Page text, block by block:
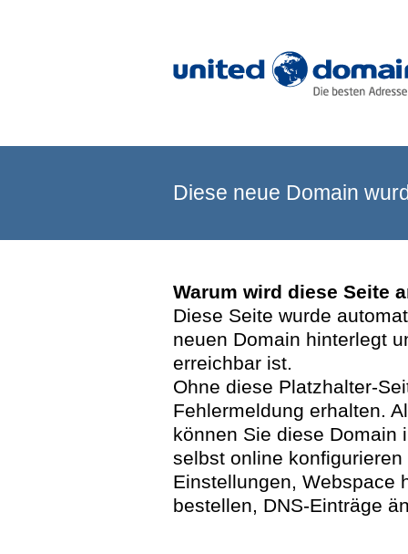
Diese neue Domain
Warum wird diese Seite
Diese Seite wurde
neuen Domain hinterlegt
erreichbar ist.
Ohne diese Platzhalter-
Fehlermeldung erhalten.
können Sie diese Domain
selbst online
Einstellungen, Webspace
bestellen, DNS-Einträge